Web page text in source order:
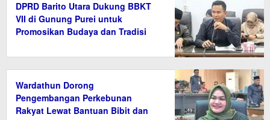
DPRD Barito Utara Dukung BBKT
VII di Gunung Purei untuk
Promosikan Budaya dan Tradisi
Wardathun Dorong
Pengembangan Perkebunan
Rakyat Lewat Bantuan Bibit dan